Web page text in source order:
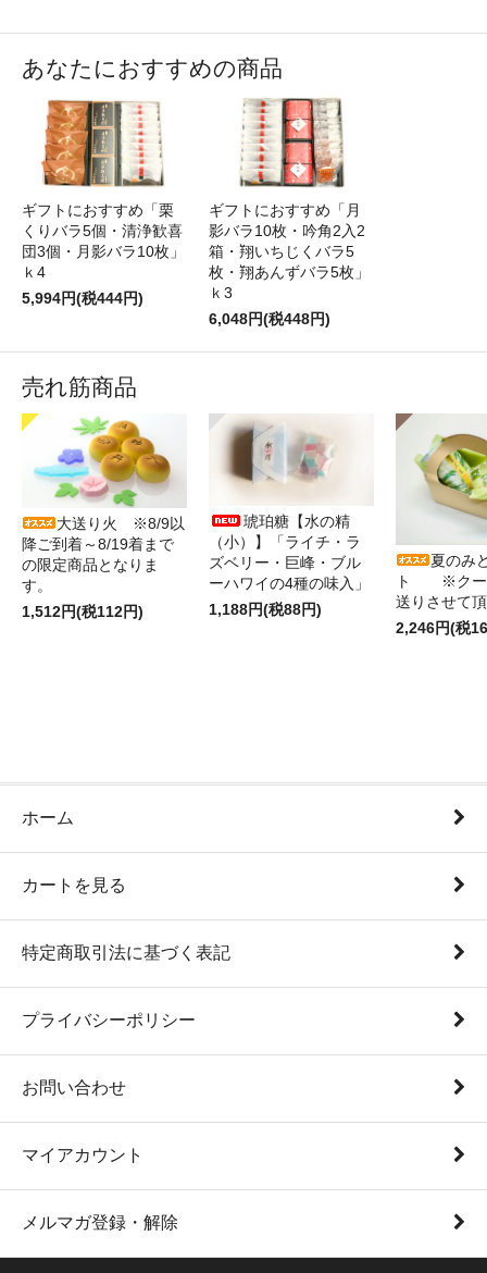
あなたにおすすめの商品
ギフトにおすすめ「栗
くりバラ5個・清浄歓喜
団3個・月影バラ10枚」
ｋ4
5,994円(税444円)
ギフトにおすすめ「月
影バラ10枚・吟角2入2
箱・翔いちじくバラ5
枚・翔あんずバラ5枚」
ｋ3
6,048円(税448円)
売れ筋商品
大送り火 ※8/9以
降ご到着～8/19着まで
の限定商品となりま
す。
1,512円(税112円)
琥珀糖【水の精
（小）】「ライチ・ラ
ズベリー・巨峰・ブル
ーハワイの4種の味入」
1,188円(税88円)
夏のみ
ト ※クー
送りさせて
2,246円(税
ホーム
カートを見る
特定商取引法に基づく表記
プライバシーポリシー
お問い合わせ
マイアカウント
メルマガ登録・解除